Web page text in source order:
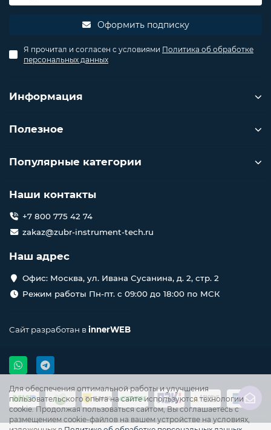
Для обеспечения оптимальной работы и улучшения
пользовательского опыта на сайте используются технологии
cookie. Продолжая пользоваться сайтом, Вы соглашаетесь с
размещением cookie-файлов на вашем устройстве на условиях,
Оформить подписку
Я прочитал и согласен с условиями Политика об обработке
персональных данных
Информация
Полезное
Популярные категории
Наши контакты
+7 800 775 42 74
zakaz@zubr-instrument-tech.ru
Наш адрес
Офис: Москва, ул. Ивана Сусанина, д. 2, стр. 2
Режим работы Пн-пт. с 09:00 до 18:00 по МСК
Сайт разработан вinnerWEB